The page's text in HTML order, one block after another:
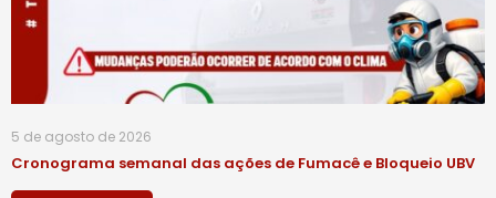
5 de agosto de 2026
Cronograma semanal das ações de Fumacê e Bloqueio UBV